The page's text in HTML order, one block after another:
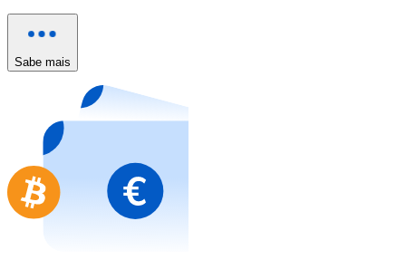
Comprar com cartão
Loja - Cartões-presente
Compre cartões-presente das suas marcas favoritas
Ir para a loja de cartões-presente
Sabe mais